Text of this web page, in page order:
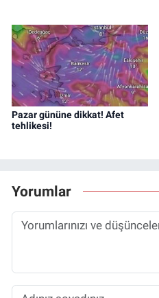
Pazar gününe dikkat! Afet
tehlikesi!
Yorumlar